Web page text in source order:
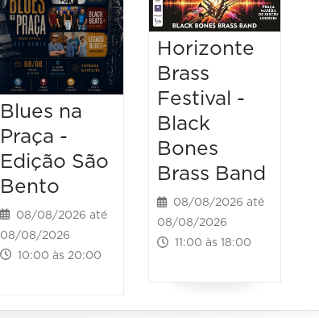
Blues na
Praça -
Edição São
Bento
08/08/2026 até
08/08/2026
10:00 às 20:00
Horizonte
Brass
Festival -
Black
Bones
Brass Band
08/08/2026 até
08/08/2026
11:00 às 18:00